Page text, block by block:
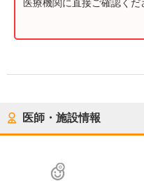
医療機関に直接ご確認くだ
医師・施設情報